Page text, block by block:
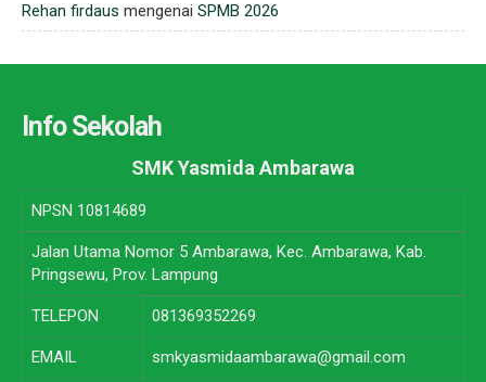
Rehan firdaus mengenai SPMB 2026
Info Sekolah
SMK Yasmida Ambarawa
NPSN 10814689
Jalan Utama Nomor 5 Ambarawa, Kec. Ambarawa, Kab.
Pringsewu, Prov. Lampung
TELEPON 081369352269
EMAIL smkyasmidaambarawa@gmail.com